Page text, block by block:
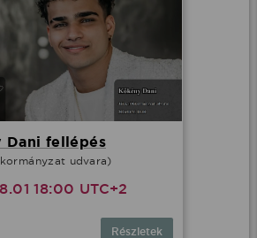
Dani fellépés
udvara)
18:00 UTC+2
Részletek